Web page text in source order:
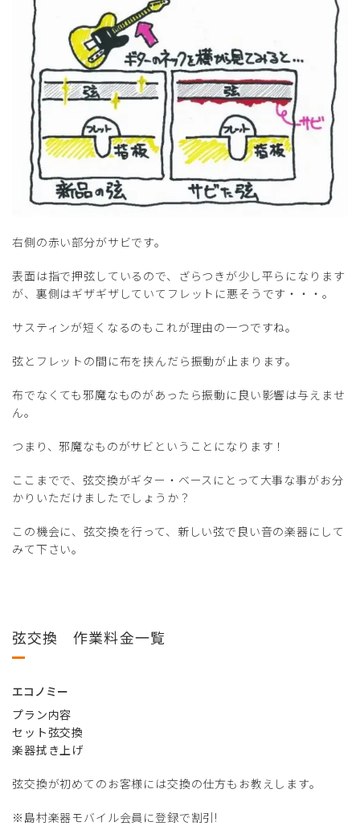
右側の赤い部分がサビです。
表面は指で押弦しているので、ざらつきが少し平らになります
が、裏側はギザギザしていてフレットに悪そうです・・・。
サスティンが短くなるのもこれが理由の一つですね。
弦とフレットの間に布を挟んだら振動が止まります。
布でなくても邪魔なものがあったら振動に良い影響は与えませ
ん。
つまり、邪魔なものがサビということになります！
ここまでで、弦交換がギター・ベースにとって大事な事がお分
かりいただけましたでしょうか？
この機会に、弦交換を行って、新しい弦で良い音の楽器にして
みて下さい。
弦交換 作業料金一覧
エコノミー
プラン内容
セット弦交換
楽器拭き上げ
弦交換が初めてのお客様には交換の仕方もお教えします。
※島村楽器モバイル会員に登録で割引!